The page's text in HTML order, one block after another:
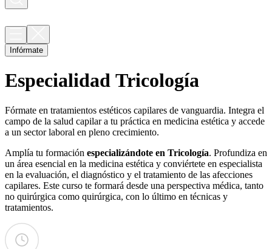
Infórmate
Especialidad Tricología
Fórmate en tratamientos estéticos capilares de vanguardia. Integra el
campo de la salud capilar a tu práctica en medicina estética y accede
a un sector laboral en pleno crecimiento.
Amplía tu formación especializándote en Tricología. Profundiza en
un área esencial en la medicina estética y conviértete en especialista
en la evaluación, el diagnóstico y el tratamiento de las afecciones
capilares. Este curso te formará desde una perspectiva médica, tanto
no quirúrgica como quirúrgica, con lo último en técnicas y
tratamientos.